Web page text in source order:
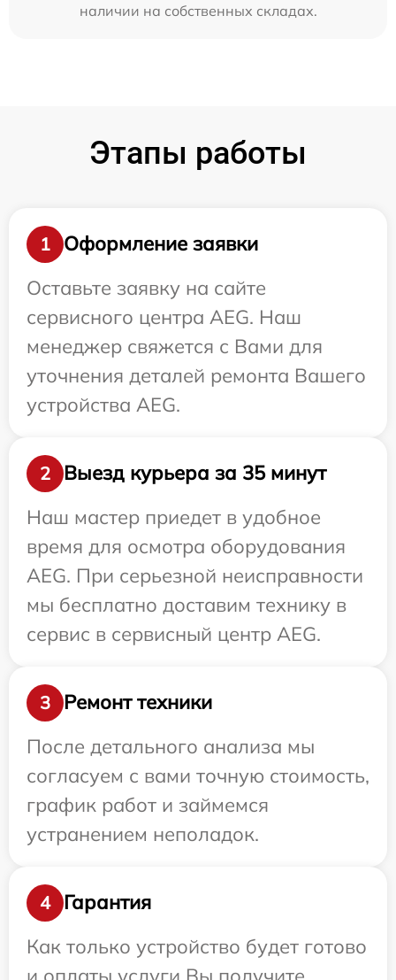
наличии на собственных складах.
Этапы работы
1
Оформление заявки
Оставьте заявку на сайте
сервисного центра AEG. Наш
менеджер свяжется с Вами для
уточнения деталей ремонта Вашего
устройства AEG.
2
Выезд курьера за 35 минут
Наш мастер приедет в удобное
время для осмотра оборудования
AEG. При серьезной неисправности
мы бесплатно доставим технику в
сервис в сервисный центр AEG.
3
Ремонт техники
После детального анализа мы
согласуем с вами точную стоимость,
график работ и займемся
устранением неполадок.
4
Гарантия
Как только устройство будет готово